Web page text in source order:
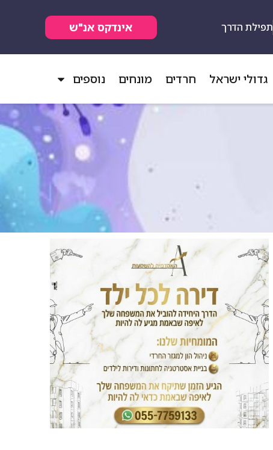
תפילת הדרך אינדקס אנ"ש
גדולי ישראל חרדים מונחים נוספים